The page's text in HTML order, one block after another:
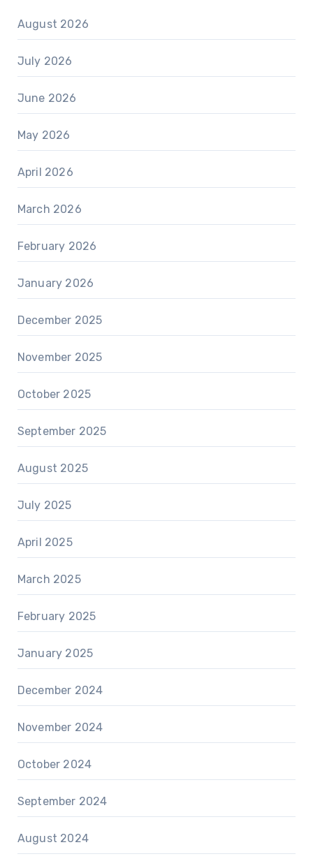
August 2026
July 2026
June 2026
May 2026
April 2026
March 2026
February 2026
January 2026
December 2025
November 2025
October 2025
September 2025
August 2025
July 2025
April 2025
March 2025
February 2025
January 2025
December 2024
November 2024
October 2024
September 2024
August 2024